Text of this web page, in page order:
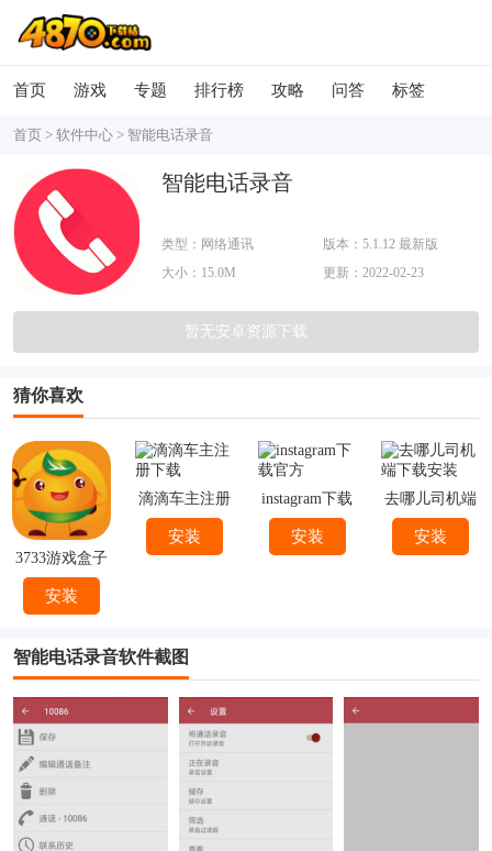
首页 游戏 专题 排行榜 攻略 问答 标签
首页 > 软件中心 > 智能电话录音
智能电话录音
类型：网络通讯
版本：5.1.12 最新版
大小：15.0M
更新：2022-02-23
暂无安卓资源下载
猜你喜欢
3733游戏盒子
安装
滴滴车主注册
下载
安装
instagram下载
官方
安装
去哪儿司机端
下载安装
安装
智能电话录音软件截图